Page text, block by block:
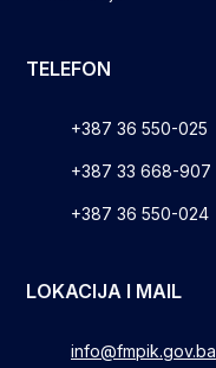
TELEFON
+387 36 550-025
+387 33 668-907
+387 36 550-024
LOKACIJA I MAIL
info@fmpik.gov.ba